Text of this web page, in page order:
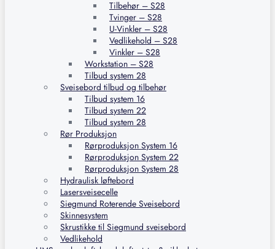
Tilbehør – S28
Tvinger – S28
U-Vinkler – S28
Vedlikehold – S28
Vinkler – S28
Workstation – S28
Tilbud system 28
Sveisebord tilbud og tilbehør
Tilbud system 16
Tilbud system 22
Tilbud system 28
Rør Produksjon
Rørproduksjon System 16
Rørproduksjon System 22
Rørproduksjon System 28
Hydraulisk løftebord
Lasersveisecelle
Siegmund Roterende Sveisebord
Skinnesystem
Skrustikke til Siegmund sveisebord
Vedlikehold